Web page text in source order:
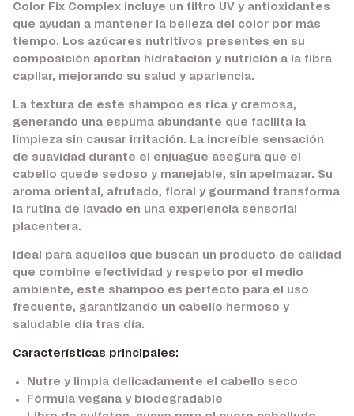
Color Fix Complex incluye un filtro UV y antioxidantes
que ayudan a mantener la belleza del color por más
tiempo. Los azúcares nutritivos presentes en su
composición aportan hidratación y nutrición a la fibra
capilar, mejorando su salud y apariencia.
La textura de este shampoo es rica y cremosa,
generando una espuma abundante que facilita la
limpieza sin causar irritación. La increíble sensación
de suavidad durante el enjuague asegura que el
cabello quede sedoso y manejable, sin apelmazar. Su
aroma oriental, afrutado, floral y gourmand transforma
la rutina de lavado en una experiencia sensorial
placentera.
Ideal para aquellos que buscan un producto de calidad
que combine efectividad y respeto por el medio
ambiente, este shampoo es perfecto para el uso
frecuente, garantizando un cabello hermoso y
saludable día tras día.
Características principales:
Nutre y limpia delicadamente el cabello seco
Fórmula vegana y biodegradable